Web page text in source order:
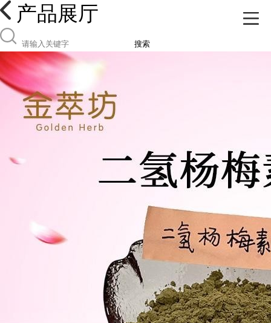
产品展厅
搜索